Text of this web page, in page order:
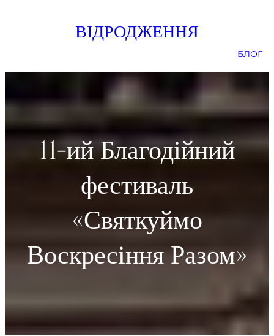
ВІДРОДЖЕННЯ
БЛОГ
11-ий Благодійний
фестиваль
«Святкуймо
Воскресіння Разом»